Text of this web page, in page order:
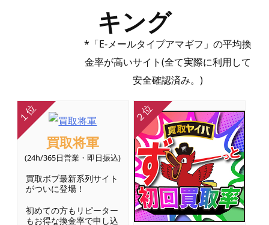
キング
「E-メールタイプアマギフ」の平均換
金率が高いサイト(全て実際に利用して
安全確認済み。)
買取将軍
(24h/365日営業・即日振込)
買取ボブ最新系列サイト
がついに登場！
初めての方もリピーター
もお得な換金率で申し込